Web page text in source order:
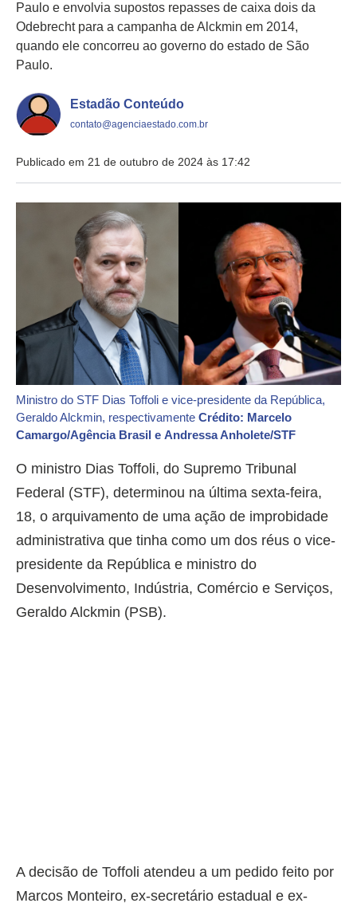
Paulo e envolvia supostos repasses de caixa dois da
Odebrecht para a campanha de Alckmin em 2014,
quando ele concorreu ao governo do estado de São
Paulo.
Estadão Conteúdo
contato@agenciaestado.com.br
Publicado em 21 de outubro de 2024 às 17:42
Ministro do STF Dias Toffoli e vice-presidente da República,
Geraldo Alckmin, respectivamente Crédito: Marcelo
Camargo/Agência Brasil e Andressa Anholete/STF
O ministro Dias Toffoli, do Supremo Tribunal
Federal (STF), determinou na última sexta-feira,
18, o arquivamento de uma ação de improbidade
administrativa que tinha como um dos réus o vice-
presidente da República e ministro do
Desenvolvimento, Indústria, Comércio e Serviços,
Geraldo Alckmin (PSB).
A decisão de Toffoli atendeu a um pedido feito por
Marcos Monteiro, ex-secretário estadual e ex-